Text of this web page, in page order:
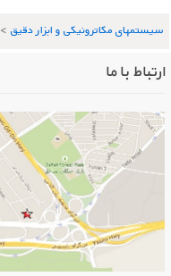
سیستمهای مکاترونیکی و ابزار دقیق>
ارتباط با ما